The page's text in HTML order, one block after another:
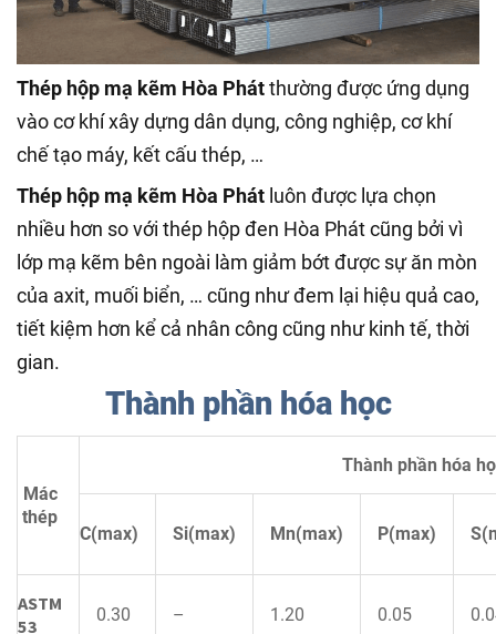
Thép hộp mạ kẽm Hòa Phátthường được ứng dụng
vào cơ khí xây dựng dân dụng, công nghiệp, cơ khí
chế tạo máy, kết cấu thép, …
Thép hộp mạ kẽm Hòa Phát luôn được lựa chọn
nhiều hơn so với thép hộp đen Hòa Phát cũng bởi vì
lớp mạ kẽm bên ngoài làm giảm bớt được sự ăn mòn
của axit, muối biển, … cũng như đem lại hiệu quả cao,
tiết kiệm hơn kể cả nhân công cũng như kinh tế, thời
gian.
Thành phần hóa học
Mác
thép
Thành phần hóa
C(max) Si(max) Mn(max) P(max)
ASTM
53
0.30 – 1.20 0.05